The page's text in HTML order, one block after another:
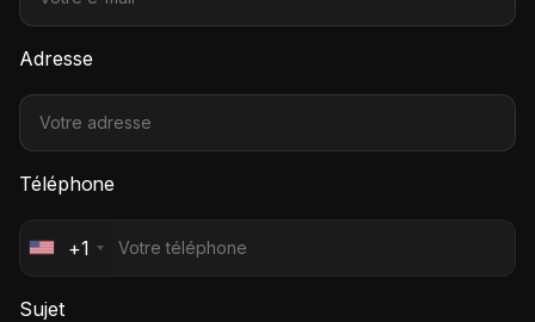
Adresse
Téléphone
+1
Sujet